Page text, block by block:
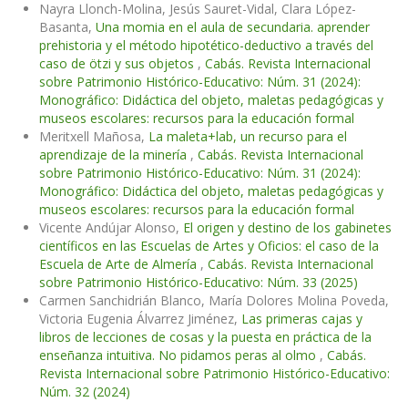
Nayra Llonch-Molina, Jesús Sauret-Vidal, Clara López-
Basanta, Una momia en el aula de secundaria. aprender
prehistoria y el método hipotético-deductivo a través del
caso de ötzi y sus objetos , Cabás. Revista Internacional
sobre Patrimonio Histórico-Educativo: Núm. 31 (2024):
Monográfico: Didáctica del objeto, maletas pedagógicas y
museos escolares: recursos para la educación formal
Meritxell Mañosa, La maleta+lab, un recurso para el
aprendizaje de la minería , Cabás. Revista Internacional
sobre Patrimonio Histórico-Educativo: Núm. 31 (2024):
Monográfico: Didáctica del objeto, maletas pedagógicas y
museos escolares: recursos para la educación formal
Vicente Andújar Alonso, El origen y destino de los gabinetes
científicos en las Escuelas de Artes y Oficios: el caso de la
Escuela de Arte de Almería , Cabás. Revista Internacional
sobre Patrimonio Histórico-Educativo: Núm. 33 (2025)
Carmen Sanchidrián Blanco, María Dolores Molina Poveda,
Victoria Eugenia Álvarrez Jiménez, Las primeras cajas y
libros de lecciones de cosas y la puesta en práctica de la
enseñanza intuitiva. No pidamos peras al olmo , Cabás.
Revista Internacional sobre Patrimonio Histórico-Educativo:
Núm. 32 (2024)